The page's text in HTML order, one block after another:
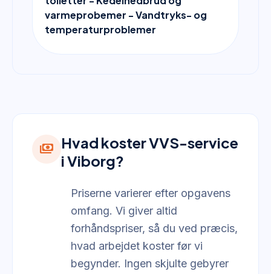
varmeprobemer - Vandtryks- og
temperaturproblemer
payments Hvad koster VVS-service
i Viborg?
Priserne varierer efter opgavens
omfang. Vi giver altid
forhåndspriser, så du ved præcis,
hvad arbejdet koster før vi
begynder. Ingen skjulte gebyrer